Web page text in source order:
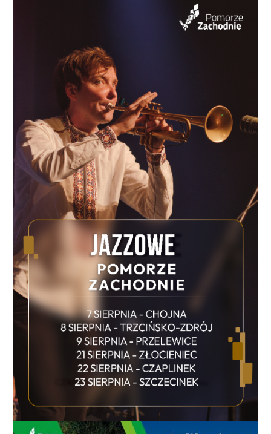
2000 – 2001 Młodzicy Kategoria wagowa do 38 kg – I
miejsce Mateusz Wiśniewski; do 42 kg – I miejsce
– II miejsce Michał Włodarczyk (Samuraj); do 50 kg – I
miejsce Jakub Kasprzyk (Gwardia); do 60 kg – II
miejsce Karol Lepak (UKS Stare Bielice); do 66 kg – II
miejsce Gabriel Teska (Samuraj); do + 81 kg – I miejsce
Dawid Jędrzejewski (Gwardia).